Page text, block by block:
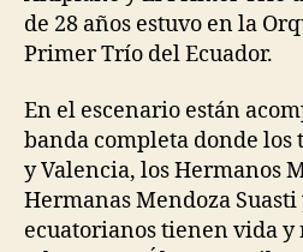
de 28 años estuvo en la
Primer Trío del Ecuador.
En el escenario están
banda completa donde los
y Valencia, los Hermanos
Hermanas Mendoza Suasti
ecuatorianos tienen vida y